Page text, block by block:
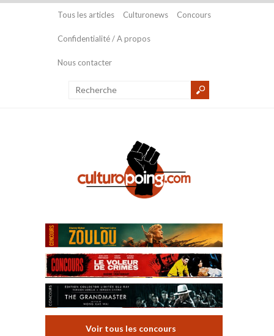
Tous les articles Culturonews Concours
Confidentialité / A propos
Nous contacter
Voir tous les concours